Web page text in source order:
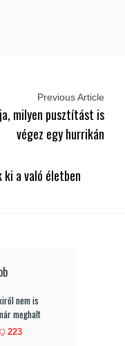
Previous Article
milyen pusztítást is
végez egy hurrikán
ki a való életben
nem is
meghalt
223